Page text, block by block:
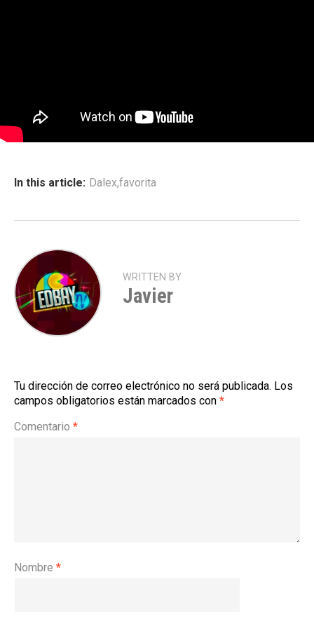
In this article: Dalex,favorita
WRITTEN BY
Javier
Tu dirección de correo electrónico no será publicada. Los
campos obligatorios están marcados con *
Comentario *
Nombre *